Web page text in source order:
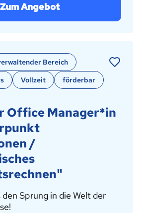
Zum Angebot
Bereich
Vollzeit förderbar
Office Manager*in
/
Sprung in die Welt der